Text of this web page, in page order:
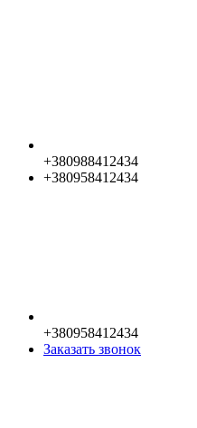
+380988412434
+380958412434
+380958412434
Заказать звонок